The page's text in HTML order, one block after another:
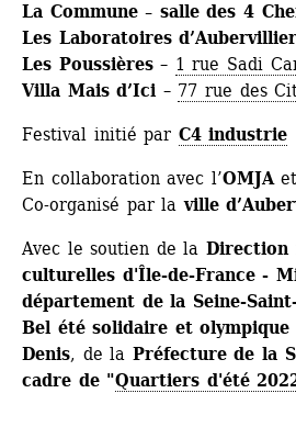
La Commune – salle des 4
Les Laboratoires
Les Poussières – 1 rue Sadi
Villa Mais d’Ici – 77 rue des
Festival initié par C4 industrie
En collaboration avec l’OMJA
Co-organisé par la ville
Avec le soutien de la Direction
culturelles d'Île-de-France -
département de la Seine-
Bel été solidaire et olympique
Denis, de la Préfecture de la
cadre de "Quartiers d'été